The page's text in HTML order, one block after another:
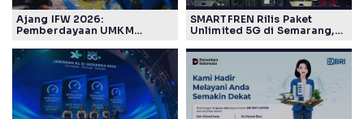
Ajang IFW 2026:
Pemberdayaan UMKM
Kelompok Disabilitas dan
Keberlanjutan
SMARTFREN Rilis Paket
Unlimited 5G di Semarang,